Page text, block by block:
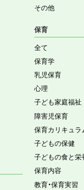
その他
保育
全て
保育学
乳児保育
心理
子ども家庭福祉
障害児保育
保育カリキュラ
子どもの保健
子どもの食と栄
保育内容
教育・保育実習